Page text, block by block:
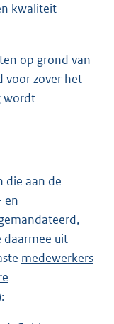
kwaliteit
op grond van
voor zover het
wordt
die aan de
en
daarmee uit
medewerkers
: